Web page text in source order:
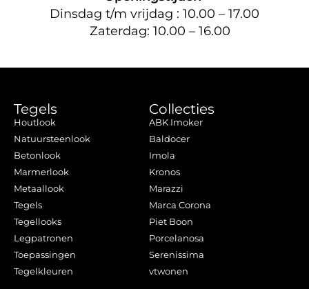
Dinsdag t/m vrijdag : 10.00 – 17.00
Zaterdag: 10.00 – 16.00
Tegels
Houtlook
Natuursteenlook
Betonlook
Marmerlook
Metaallook
Tegels
Tegellooks
Legpatronen
Toepassingen
Tegelkleuren
Collecties
ABK Imoker
Baldocer
Imola
Kronos
Marazzi
Marca Corona
Piet Boon
Porcelanosa
Serenissima
vtwonen